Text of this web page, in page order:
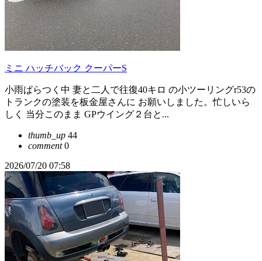
ミニ ハッチバック クーパーS
小雨ぱらつく中 妻と二人で往復40キロ の小ツーリングr53の
トランクの塗装を板金屋さんに お願いしました。忙しいら
しく 当分このまま GPウイング２台と...
thumb_up 44
comment0
2026/07/20 07:58